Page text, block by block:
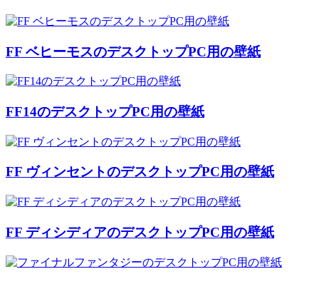
FF ベヒーモスのデスクトップPC用の壁紙
FF14のデスクトップPC用の壁紙
FF ヴィンセントのデスクトップPC用の壁紙
FF ディシディアのデスクトップPC用の壁紙